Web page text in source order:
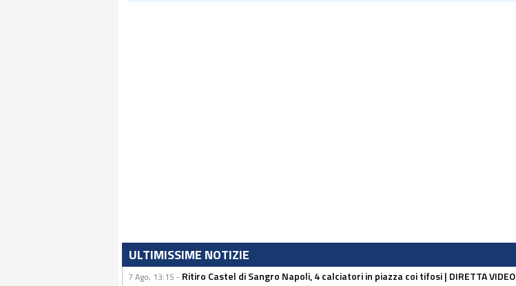
ULTIMISSIME NOTIZIE
7 Ago, 13:15 - Ritiro Castel di Sangro Napoli, 4 calciatori in piazza coi tifosi | DIRETTA VIDEO